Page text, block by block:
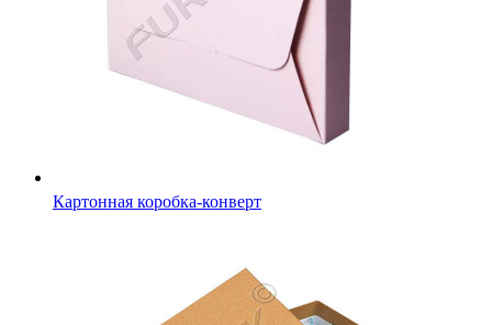
Картонная коробка-конверт